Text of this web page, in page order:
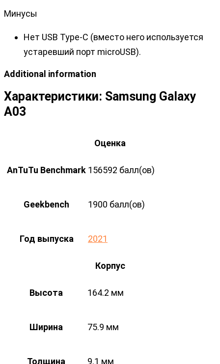
Минусы
Нет USB Type-C (вместо него используется
устаревший порт microUSB).
Additional information
Характеристики: Samsung Galaxy
A03
Оценка
AnTuTu Benchmark 156592 балл(ов)
Geekbench 1900 балл(ов)
Год выпуска 2021
Корпус
Высота 164.2 мм
Ширина 75.9 мм
Толщина 9.1 мм